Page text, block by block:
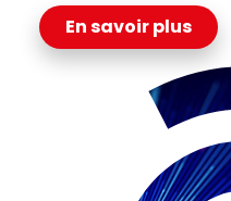
En savoir plus